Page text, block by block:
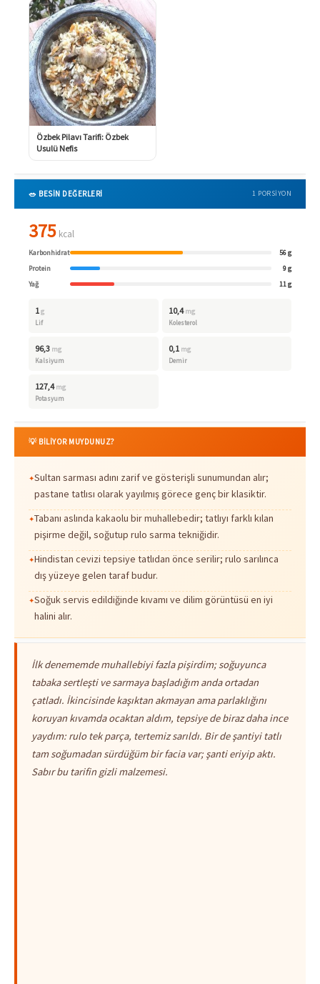
Özbek Pilavı Tarifi: Özbek
Usulü Nefis
🥗 BESİN DEĞERLERİ 1 PORSIYON
375 kcal
Karbonhidrat
56 g
Protein
9 g
Yağ
11 g
1g
Lif
10,4 mg
Kolesterol
96,3 mg
Kalsiyum
0,1 mg
Demir
127,4 mg
Potasyum
💡 BİLİYOR MUYDUNUZ?
Sultan sarması adını zarif ve gösterişli sunumundan alır;
pastane tatlısı olarak yayılmış görece genç bir klasiktir.
Tabanı aslında kakaolu bir muhallebedir; tatlıyı farklı kılan
pişirme değil, soğutup rulo sarma tekniğidir.
Hindistan cevizi tepsiye tatlıdan önce serilir; rulo sarılınca
dış yüzeye gelen taraf budur.
Soğuk servis edildiğinde kıvamı ve dilim görüntüsü en iyi
halini alır.
İlk denememde muhallebiyi fazla pişirdim; soğuyunca
tabaka sertleşti ve sarmaya başladığım anda ortadan
çatladı. İkincisinde kaşıktan akmayan ama parlaklığını
koruyan kıvamda ocaktan aldım, tepsiye de biraz daha ince
yaydım: rulo tek parça, tertemiz sarıldı. Bir de şantiyi tatlı
tam soğumadan sürdüğüm bir facia var; şanti eriyip aktı.
Sabır bu tarifin gizli malzemesi.